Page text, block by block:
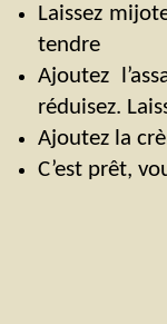
Laissez
tendre
Ajoutez
réduisez.
Ajoutez la
C’est prêt,